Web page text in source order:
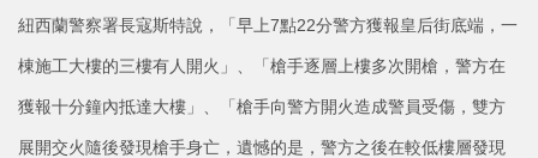
紐西蘭警察署長寇斯特說，「早上7點22分警方獲報皇后街底端，一
棟施工大樓的三樓有人開火」、「槍手逐層上樓多次開槍，警方在
獲報十分鐘內抵達大樓」、「槍手向警方開火造成警員受傷，雙方
展開交火隨後發現槍手身亡，遺憾的是，警方之後在較低樓層發現